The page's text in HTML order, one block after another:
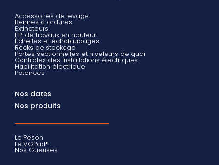
Accessoires de levage
Bennes à ordures
Extincteurs
ÉPI de travaux en hauteur
Échelles et échafaudages
Racks de stockage
Portes sectionnelles et niveleurs de quai
Contrôles des installations électriques
Habilitation électrique
Potences
Nos dates
Nos produits
Le Peson
Le VGPad®
Nos Gueuses